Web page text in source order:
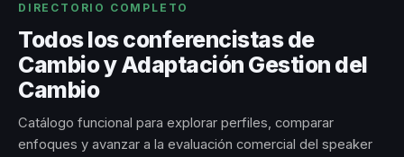
DIRECTORIO COMPLETO
Todos los conferencistas de
Cambio y Adaptación Gestion del
Cambio
Catálogo funcional para explorar perfiles, comparar
enfoques y avanzar a la evaluación comercial del speaker